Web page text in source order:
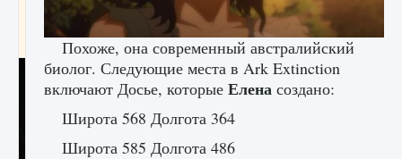
игре Creatures of Ava
9 августа 2024 1 164 0 0
Похоже, она современный австралийский
биолог. Следующие места в Ark Extinction
включают Досье, которые Елена создано:
Широта 568 Долгота 364
Широта 585 Долгота 486